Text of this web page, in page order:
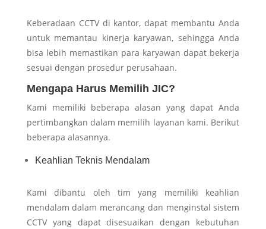
Keberadaan CCTV di kantor, dapat membantu Anda
untuk memantau kinerja karyawan, sehingga Anda
bisa lebih memastikan para karyawan dapat bekerja
sesuai dengan prosedur perusahaan.
Mengapa Harus Memilih JIC?
Kami memiliki beberapa alasan yang dapat Anda
pertimbangkan dalam memilih layanan kami. Berikut
beberapa alasannya.
Keahlian Teknis Mendalam
Kami dibantu oleh tim yang memiliki keahlian
mendalam dalam merancang dan menginstal sistem
CCTV yang dapat disesuaikan dengan kebutuhan